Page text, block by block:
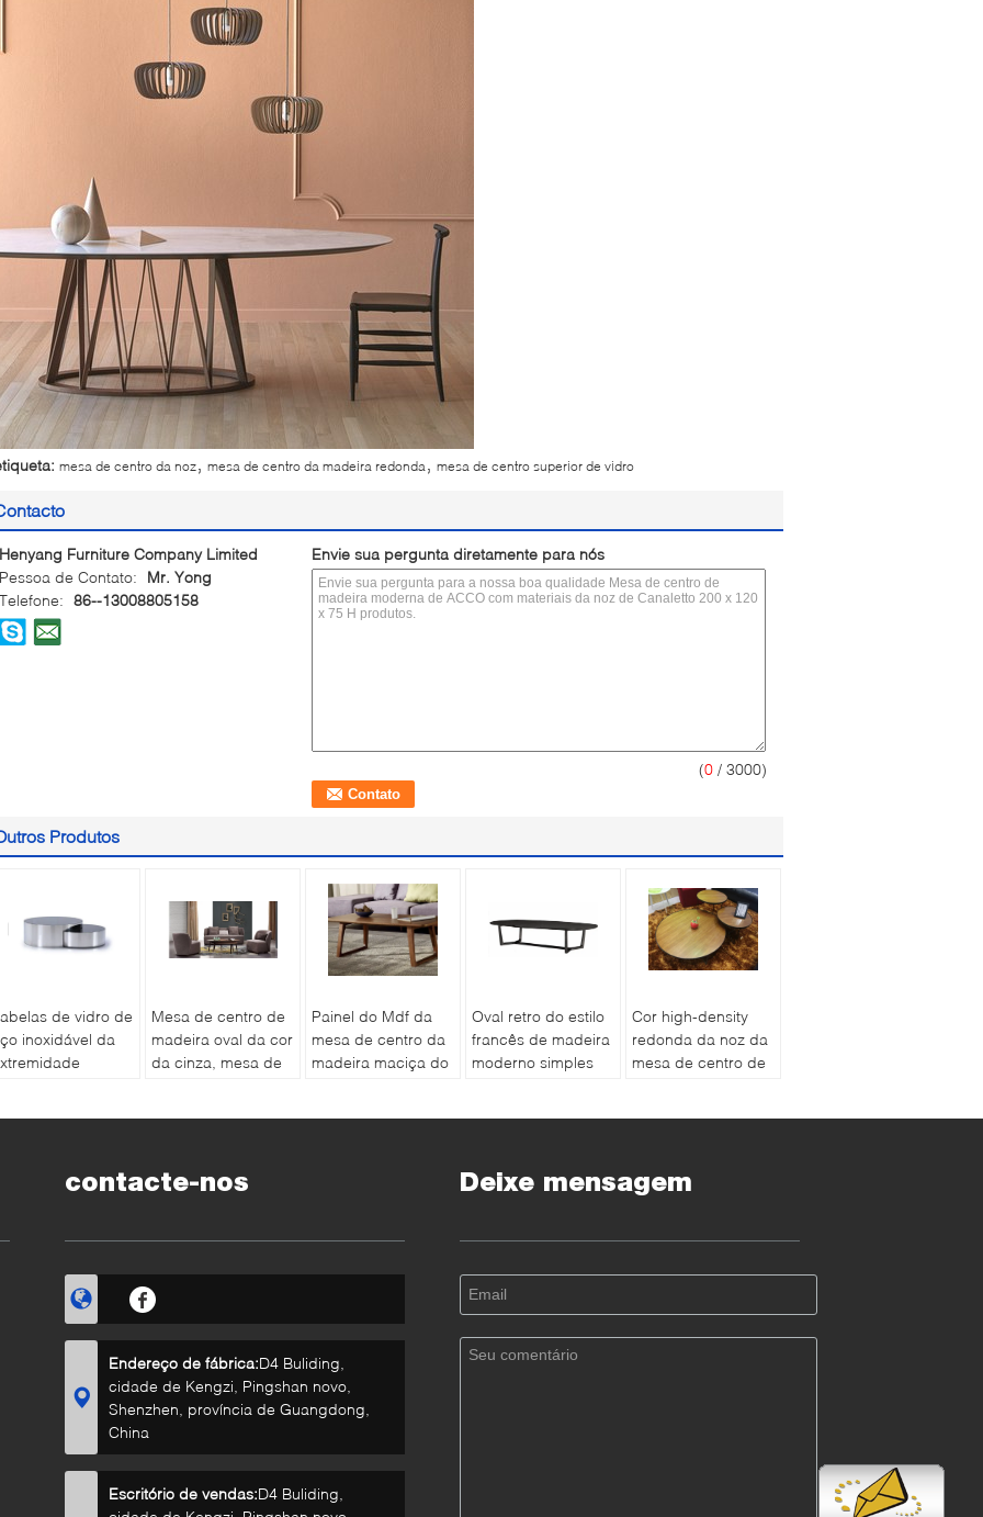
mesa de centro da noz, mesa de centro da madeira redonda, mesa de centro superior de vidro
Henyang Furniture Company Limited
Pessoa de Contato:
Mr. Yong
Telefone: 86--13008805158
Envie sua pergunta diretamente para nós
(0 / 3000)
Produtos
de vidro de
inoxidável da
Mesa de centro de
madeira oval da cor
da cinza, mesa de
Painel do Mdf da
mesa de centro da
madeira maciça do
Oval retro do estilo
francês de madeira
moderno simples
Cor high-density
redonda da noz da
mesa de centro de
contacte-nos
Endereço de fábrica:D4 Buliding,
cidade de Kengzi, Pingshan novo,
Shenzhen, província de Guangdong,
China
Escritório de vendas:D4 Buliding,
Deixe mensagem